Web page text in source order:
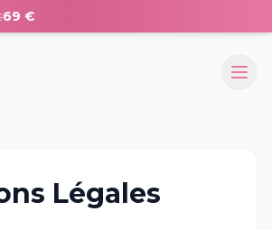
69 €
Légales